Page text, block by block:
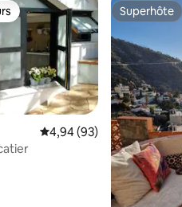
commentaires : 4,86 sur 5
Évaluation moyenne sur
4,94 (93)
Superhôte
Superhôte